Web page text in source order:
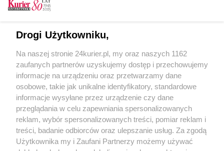
Sprawcą mieszkaniec Szczecina
Czy w Szczecinie doszło do próby porwania
dziecka? Policja wyjaśnia (akt. 1)
Znany piosenkarz z zarzutem prowadzenia auta
w stanie nietrzeźwości
POGODA
29℃
Drogi Użytkowniku,
Na naszej stronie 24kurier.pl, my oraz naszych 1162
zaufanych partnerów uzyskujemy dostęp i przechowujemy
informacje na urządzeniu oraz przetwarzamy dane
osobowe, takie jak unikalne identyfikatory, standardowe
informacje wysyłane przez urządzenie czy dane
przeglądania w celu zapewniania spersonalizowanych
reklam, wybór spersonalizowanych treści, pomiar reklam i
treści, badanie odbiorców oraz ulepszanie usług. Za zgodą
Użytkownika my i Zaufani Partnerzy możemy używać